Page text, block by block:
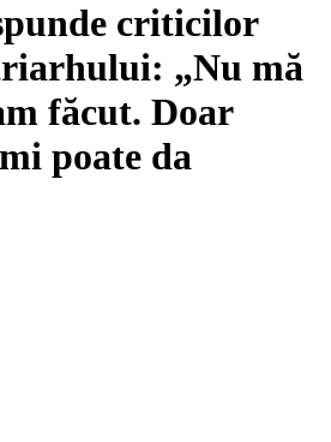
criticilor
„Nu mă
făcut. Doar
poate da